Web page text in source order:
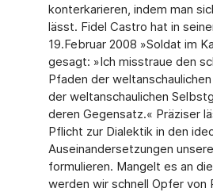
konterkarieren, indem man
lässt. Fidel Castro hat in
19.Februar 2008 »Soldat im
gesagt: »Ich misstraue den
Pfaden der
der weltanschaulichen
deren Gegensatz.« Präziser
Pflicht zur Dialektik in den
Auseinandersetzungen
formulieren. Mangelt es an
werden wir schnell Opfer von